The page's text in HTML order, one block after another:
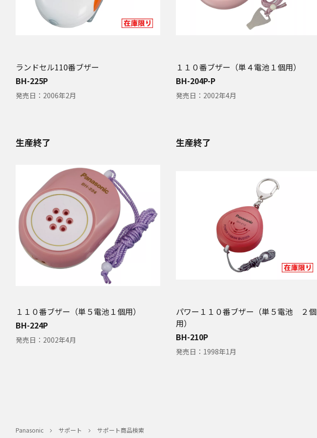
ランドセル110番ブザー
BH-225P
発売日： 2006年2月
１１０番ブザー（単４電池１個用）
BH-204P-P
発売日： 2002年4月
生産終了
１１０番ブザー（単５電池１個用）
BH-224P
発売日： 2002年4月
生産終了
パワー１１０番ブザー（単５電池 ２個
用）
BH-210P
発売日： 1998年1月
Panasonic サポート サポート商品検索